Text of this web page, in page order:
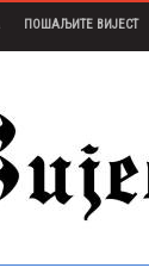
ПОШАЉИТЕ ВИЈЕСТ